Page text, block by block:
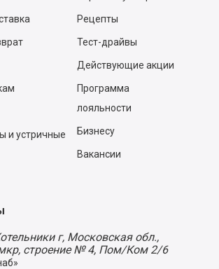
и устричные
Рецепты
Тест-драйвы
Действующие акции
Программа
лояльности
Бизнесу
Вакансии
г, Московская обл.,
строение № 4, Пом/Ком 2/6